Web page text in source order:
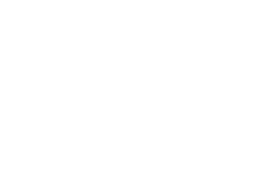
проводить массовое